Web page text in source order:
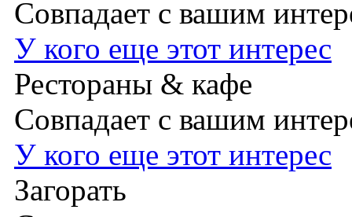
Совпадает с вашим
У кого еще этот интерес
Рестораны & кафе
Совпадает с вашим
У кого еще этот интерес
Загорать